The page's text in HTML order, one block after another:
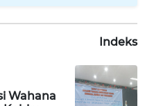
Indeks
Wahana